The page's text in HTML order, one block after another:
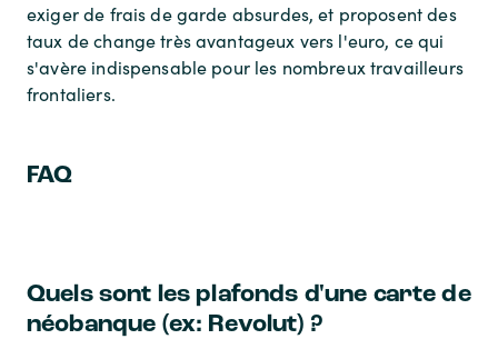
exiger de frais de garde absurdes, et proposent des
taux de change très avantageux vers l'euro, ce qui
s'avère indispensable pour les nombreux travailleurs
frontaliers.
FAQ
Quels sont les plafonds d'une carte de
néobanque (ex: Revolut) ?